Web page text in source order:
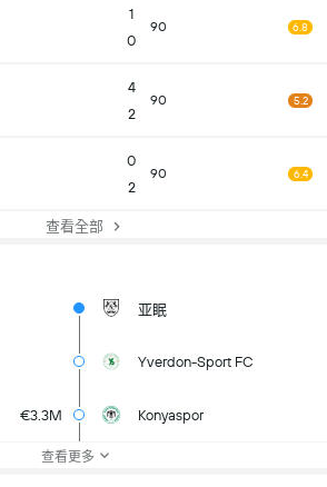
1
0
90 6.8
4
2
90 5.2
0
2
90 6.4
查看全部
亚眠
Yverdon-Sport FC
€3.3M Konyaspor
查看更多